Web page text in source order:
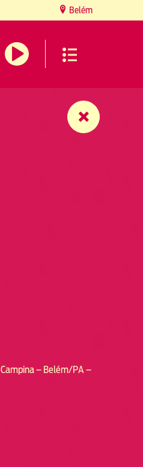
Belém
Campina – Belém/PA –